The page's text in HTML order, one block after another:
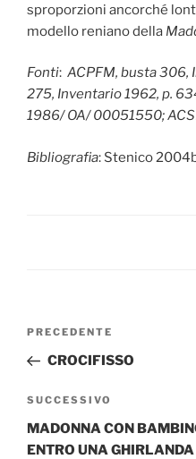
sproporzioni ancorché
modello reniano della
Fonti: ACPFM, busta 306,
275, Inventario 1962, p.
1986/ OA/ 00051550;
Bibliografia: Stenico
Navigazione
Articolo
precedente:
PRECEDENTE
CROCIFISSO
Articolo
successivo
SUCCESSIVO
MADONNA CON
ENTRO UNA